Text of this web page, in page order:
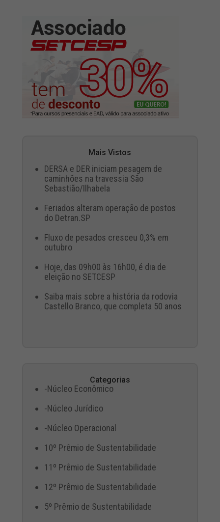
Mais Vistos
DERSA e DER iniciam pesagem de
caminhões na travessia São
Sebastião/Ilhabela
Feriados alteram operação de postos
do Detran.SP
Fluxo de pesados cresceu 0,3% em
outubro
Hoje, das 09h00 às 16h00, é dia de
eleição no SETCESP
Saiba mais sobre a história da rodovia
Castello Branco, que completa 50 anos
Categorias
-Núcleo Econômico
-Núcleo Jurídico
-Núcleo Operacional
10º Prêmio de Sustentabilidade
11º Prêmio de Sustentabilidade
12º Prêmio de Sustentabilidade
5º Prêmio de Sustentabilidade